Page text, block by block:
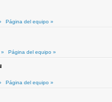
Página del equipo »
»
Página del equipo »
Página del equipo »